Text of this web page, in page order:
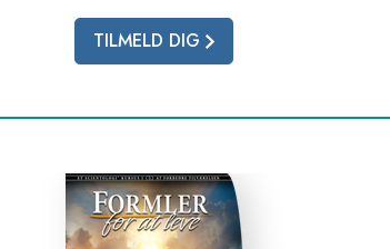
TILMELD DIG